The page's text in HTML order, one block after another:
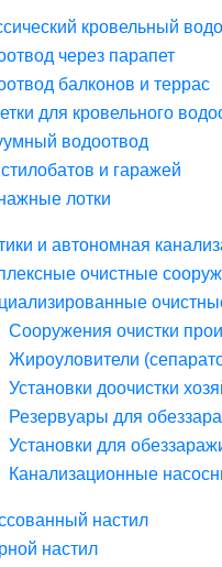
кровельный
через парапет
балконов и террас
для кровельного
водоотвод
и гаражей
лотки
и автономная
очистные
Сооружения очистки
Жироуловители
Установки доочистки
Резервуары для
Установки для
Канализационные
настил
настил